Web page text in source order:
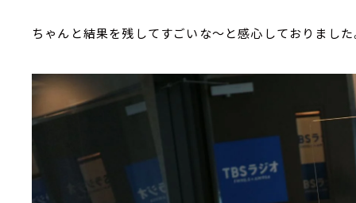
ちゃんと結果を残してすごいな～と感心しておりました